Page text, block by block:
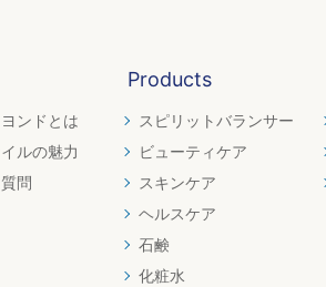
ンドとは
ルの魅力
問
Products
スピリットバランサー
ビューティケア
スキンケア
ヘルスケア
石鹸
化粧水